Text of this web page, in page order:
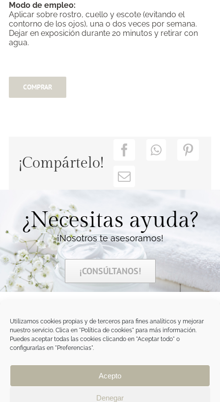
Utilizamos cookies propias y de terceros para fines analíticos y mejorar
nuestro servicio. Clica en "Política de cookies" para más información.
Puedes aceptar todas las cookies clicando en "Aceptar todo" o
configurarlas en "Preferencias".
Acepto
Denegar
Modo de empleo:
Aplicar sobre rostro, cuello y escote (evitando el
contorno de los ojos), una o dos veces por semana.
Dejar en exposición durante 20 minutos y retirar con
agua.
COMPRAR
¡Compártelo!
¿Necesitas ayuda?
¡Nosotros te asesoramos!
¡CONSÚLTANOS!
Tegoder Cosmetics
48170 Zamudio (Bizkaia) - España
Tel. +34 94 454 42 00
TEGOR Group
Política de cookies
PROFESIONAL